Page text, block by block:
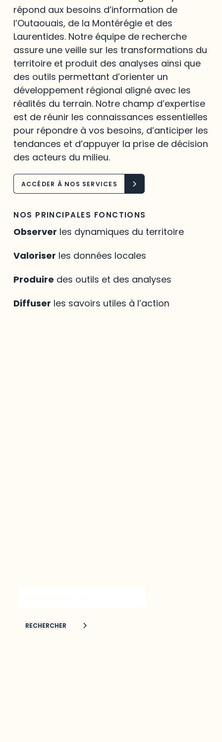
répond aux besoins d’information de
l’Outaouais, de la Montérégie et des
Laurentides. Notre équipe de recherche
assure une veille sur les transformations du
territoire et produit des analyses ainsi que
des outils permettant d’orienter un
développement régional aligné avec les
réalités du terrain. Notre champ d’expertise
est de réunir les connaissances essentielles
pour répondre à vos besoins, d’anticiper les
tendances et d’appuyer la prise de décision
des acteurs du milieu.
ACCÉDER À NOS SERVICES
NOS PRINCIPALES FONCTIONS
Observer les dynamiques du territoire
Valoriser les données locales
Produire des outils et des analyses
Diffuser les savoirs utiles à l’action
RECHERCHER